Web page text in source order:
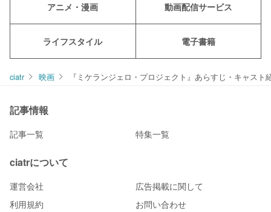
アニメ・漫画 動画配信サービス
ライフスタイル 電子書籍
ciatr 映画 『ミケランジェロ・プロジェクト』あらすじ・キャス
記事情報
記事一覧 特集一覧
ciatrについて
運営会社
広告掲載に関して
利用規約
お問い合わせ